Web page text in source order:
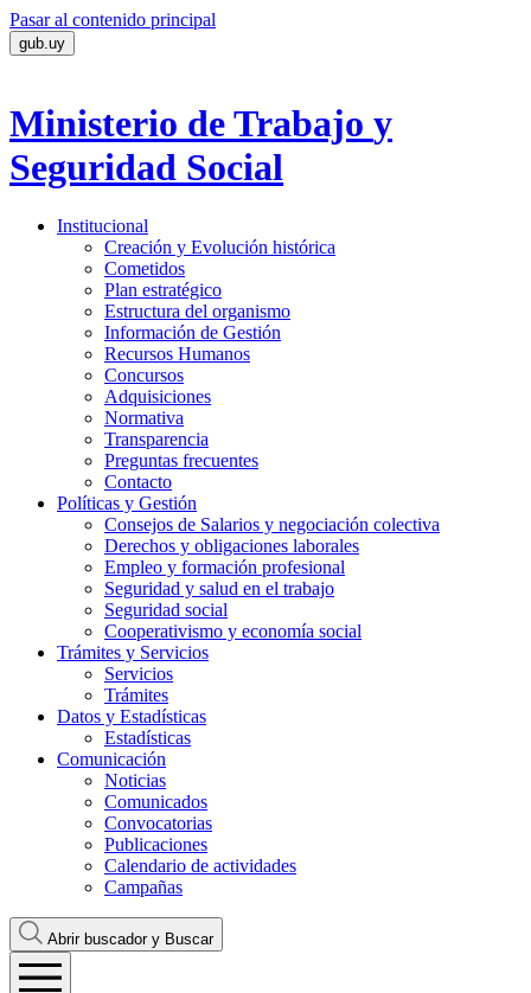
Pasar al contenido principal
gub.uy
Ministerio de Trabajo y
Seguridad Social
Institucional
Creación y Evolución histórica
Cometidos
Plan estratégico
Estructura del organismo
Información de Gestión
Recursos Humanos
Concursos
Adquisiciones
Normativa
Transparencia
Preguntas frecuentes
Contacto
Políticas y Gestión
Consejos de Salarios y negociación colectiva
Derechos y obligaciones laborales
Empleo y formación profesional
Seguridad y salud en el trabajo
Seguridad social
Cooperativismo y economía social
Trámites y Servicios
Servicios
Trámites
Datos y Estadísticas
Estadísticas
Comunicación
Noticias
Comunicados
Convocatorias
Publicaciones
Calendario de actividades
Campañas
Abrir buscador y Buscar